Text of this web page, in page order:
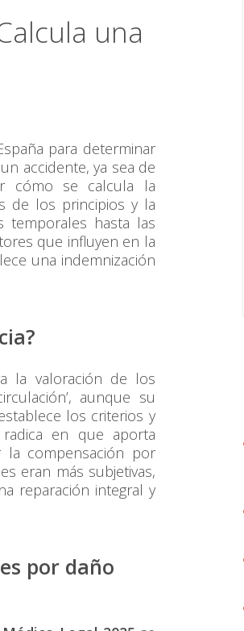
una
para determinar
accidente, ya sea de
cómo se calcula la
de los principios y la
temporales hasta las
que influyen en la
una indemnización
la valoración de los
aunque su
los criterios y
en que aporta
la compensación por
eran más subjetivas,
reparación integral y
por daño